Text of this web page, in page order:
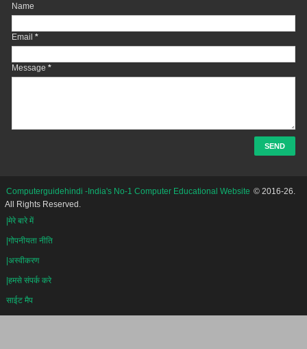
Name
Email *
Message *
Computerguidehindi -India's No-1 Computer Educational Website © 2016-26.
All Rights Reserved.
|मेरे बारे में
|गोपनीयता नीति
|अस्वीकरण
|हमसे संपर्क करे
साईट मैप